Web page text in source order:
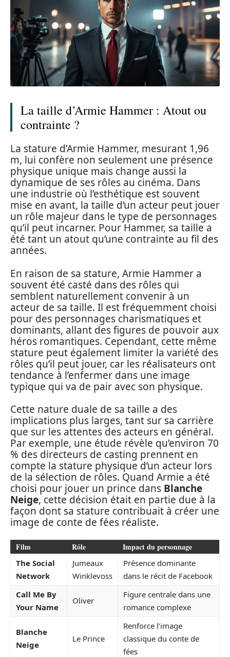
La taille d’Armie Hammer : Atout ou
contrainte ?
La stature d’Armie Hammer, mesurant 1,96
m, lui confère non seulement une présence
physique unique mais change aussi la
dynamique de ses rôles au cinéma. Dans
une industrie où l’esthétique est souvent
mise en avant, la taille d’un acteur peut jouer
un rôle majeur dans le type de personnages
qu’il peut incarner. Pour Hammer, sa taille a
été tant un atout qu’une contrainte au fil des
années.
En raison de sa stature, Armie Hammer a
souvent été casté dans des rôles qui
semblent naturellement convenir à un
acteur de sa taille. Il est fréquemment choisi
pour des personnages charismatiques et
dominants, allant des figures de pouvoir aux
héros romantiques. Cependant, cette même
stature peut également limiter la variété des
rôles qu’il peut jouer, car les réalisateurs ont
tendance à l’enfermer dans une image
typique qui va de pair avec son physique.
Cette nature duale de sa taille a des
implications plus larges, tant sur sa carrière
que sur les attentes des acteurs en général.
Par exemple, une étude révèle qu’environ 70
% des directeurs de casting prennent en
compte la stature physique d’un acteur lors
de la sélection de rôles. Quand Armie a été
choisi pour jouer un prince dans Blanche
Neige, cette décision était en partie due à la
façon dont sa stature contribuait à créer une
image de conte de fées réaliste.
Film Rôle Impact du personnage
The Social
Network
Jumeaux
Winklevoss
Présence dominante
dans le récit de Facebook
Call Me By
Your Name
Oliver
Figure centrale dans une
romance complexe
Blanche
Neige
Le Prince
Renforce l’image
classique du conte de
fées